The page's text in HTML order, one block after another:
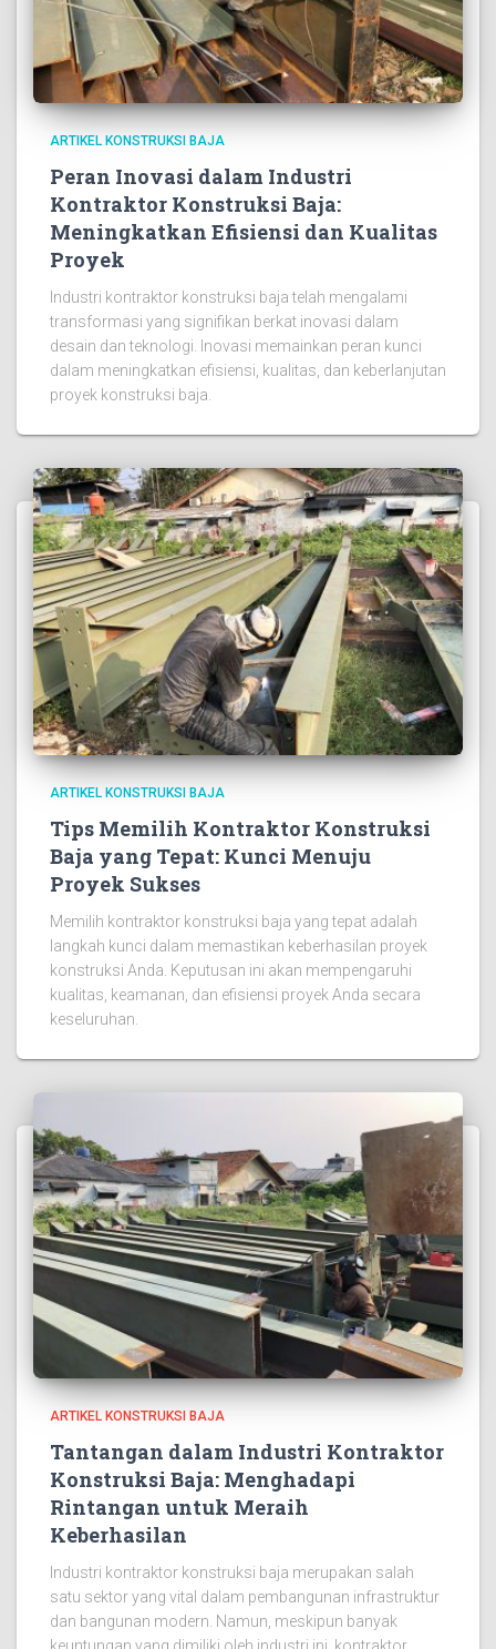
ARTIKEL KONSTRUKSI BAJA
Peran Inovasi dalam Industri
Kontraktor Konstruksi Baja:
Meningkatkan Efisiensi dan Kualitas
Proyek
Industri kontraktor konstruksi baja telah mengalami
transformasi yang signifikan berkat inovasi dalam
desain dan teknologi. Inovasi memainkan peran kunci
dalam meningkatkan efisiensi, kualitas, dan keberlanjutan
proyek konstruksi baja.
ARTIKEL KONSTRUKSI BAJA
Tips Memilih Kontraktor Konstruksi
Baja yang Tepat: Kunci Menuju
Proyek Sukses
Memilih kontraktor konstruksi baja yang tepat adalah
langkah kunci dalam memastikan keberhasilan proyek
konstruksi Anda. Keputusan ini akan mempengaruhi
kualitas, keamanan, dan efisiensi proyek Anda secara
keseluruhan.
ARTIKEL KONSTRUKSI BAJA
Tantangan dalam Industri Kontraktor
Konstruksi Baja: Menghadapi
Rintangan untuk Meraih
Keberhasilan
Industri kontraktor konstruksi baja merupakan salah
satu sektor yang vital dalam pembangunan infrastruktur
dan bangunan modern. Namun, meskipun banyak